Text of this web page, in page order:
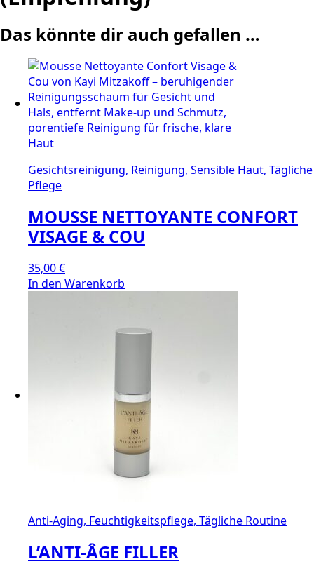
Das könnte dir auch gefallen …
Gesichtsreinigung, Reinigung, Sensible Haut, Tägliche
Pflege
MOUSSE NETTOYANTE CONFORT
VISAGE & COU
35,00€
In den Warenkorb
Anti-Aging, Feuchtigkeitspflege, Tägliche Routine
L’ANTI-ÂGE FILLER